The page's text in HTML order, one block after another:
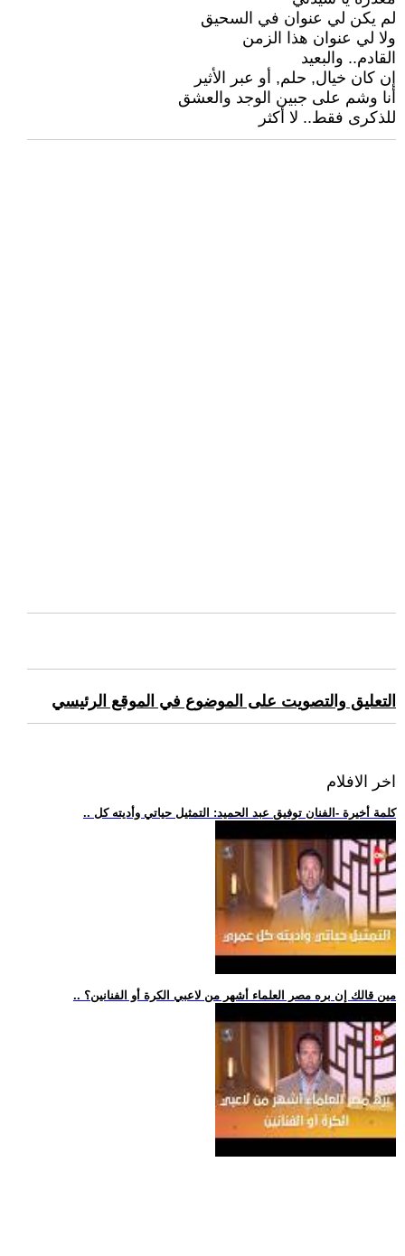
لم يكن لي عنوان في السحيق
ولا لي عنوان هذا الزمن
القادم.. والبعيد
إن كان خيال, حلم, أو عبر الأثير
أنا وشم على جبين الوجد والعشق
للذكرى فقط.. لا أكثر
التعليق والتصويت على الموضوع في الموقع الرئيسي
اخر الافلام
.. كلمة أخيرة -الفنان توفيق عبد الحميد: التمثيل حياتي وأديته كل
.. مين قالك إن بره مصر العلماء أشهر من لاعبي الكرة أو الفنانين؟